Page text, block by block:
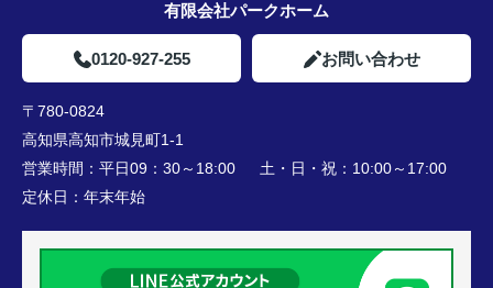
有限会社パークホーム
0120-927-255 お問い合わせ
〒780-0824
高知県高知市城見町1-1
営業時間： 平日09：30～18:00 土・日・祝：10:00～17:00
定休日： 年末年始